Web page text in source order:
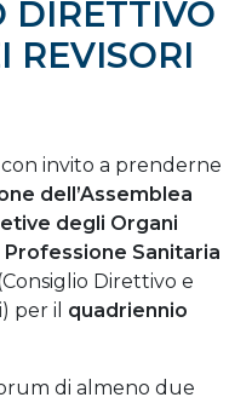
DIRETTIVO
REVISORI
invito a prenderne
dell’Assemblea
degli Organi
Professione Sanitaria
Direttivo e
per il quadriennio
di almeno due